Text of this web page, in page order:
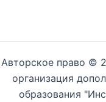
Авторское право ©
организация
образования